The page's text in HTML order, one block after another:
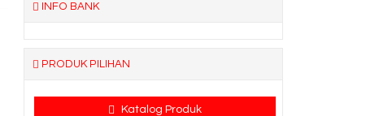
INFO BANK
PRODUK PILIHAN
Katalog Produk